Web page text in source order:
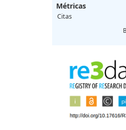
Métricas
Citas